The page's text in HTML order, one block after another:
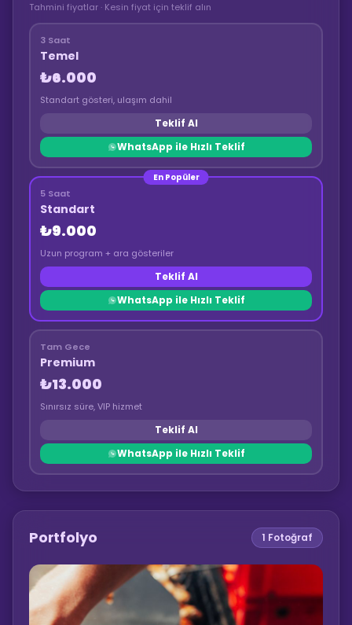
Tahmini fiyatlar · Kesin fiyat için teklif alın
3 Saat
Temel
₺6.000
Standart gösteri, ulaşım dahil
Teklif Al
WhatsApp ile Hızlı Teklif
En Popüler
5 Saat
Standart
₺9.000
Uzun program + ara gösteriler
Teklif Al
WhatsApp ile Hızlı Teklif
Tam Gece
Premium
₺13.000
Sınırsız süre, VIP hizmet
Teklif Al
WhatsApp ile Hızlı Teklif
Portfolyo 1 Fotoğraf